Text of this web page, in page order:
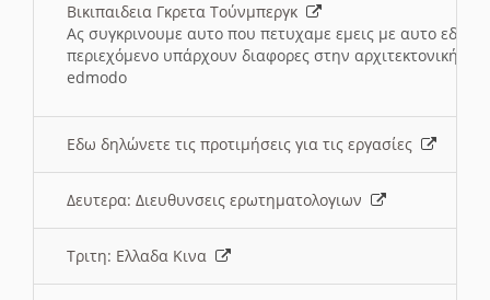
Βικιπαιδεια Γκρετα Τούνμπεργκ
Ας συγκρινουμε αυτο που πετυχαμε εμεις με αυτο εδω
περιεχόμενο υπάρχουν διαφορες στην αρχιτεκτονική
edmodo
Εδω δηλώνετε τις προτιμήσεις για τις εργασίες
Δευτερα: Διευθυνσεις ερωτηματολογιων
Τριτη: Ελλαδα Κινα